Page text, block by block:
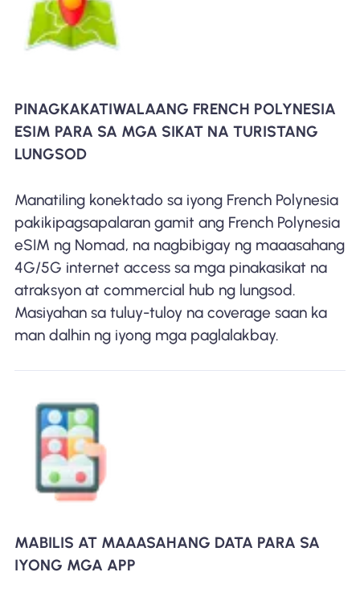
PINAGKAKATIWALAANG FRENCH POLYNESIA
ESIM PARA SA MGA SIKAT NA TURISTANG
LUNGSOD
Manatiling konektado sa iyong French Polynesia
pakikipagsapalaran gamit ang French Polynesia
eSIM ng Nomad, na nagbibigay ng maaasahang
4G/5G internet access sa mga pinakasikat na
atraksyon at commercial hub ng lungsod.
Masiyahan sa tuluy-tuloy na coverage saan ka
man dalhin ng iyong mga paglalakbay.
MABILIS AT MAAASAHANG DATA PARA SA
IYONG MGA APP